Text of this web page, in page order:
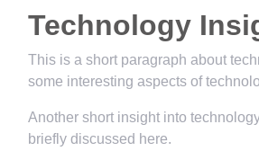
Technology
This is a short paragraph about
some interesting aspects of
Another short insight into
briefly discussed here.